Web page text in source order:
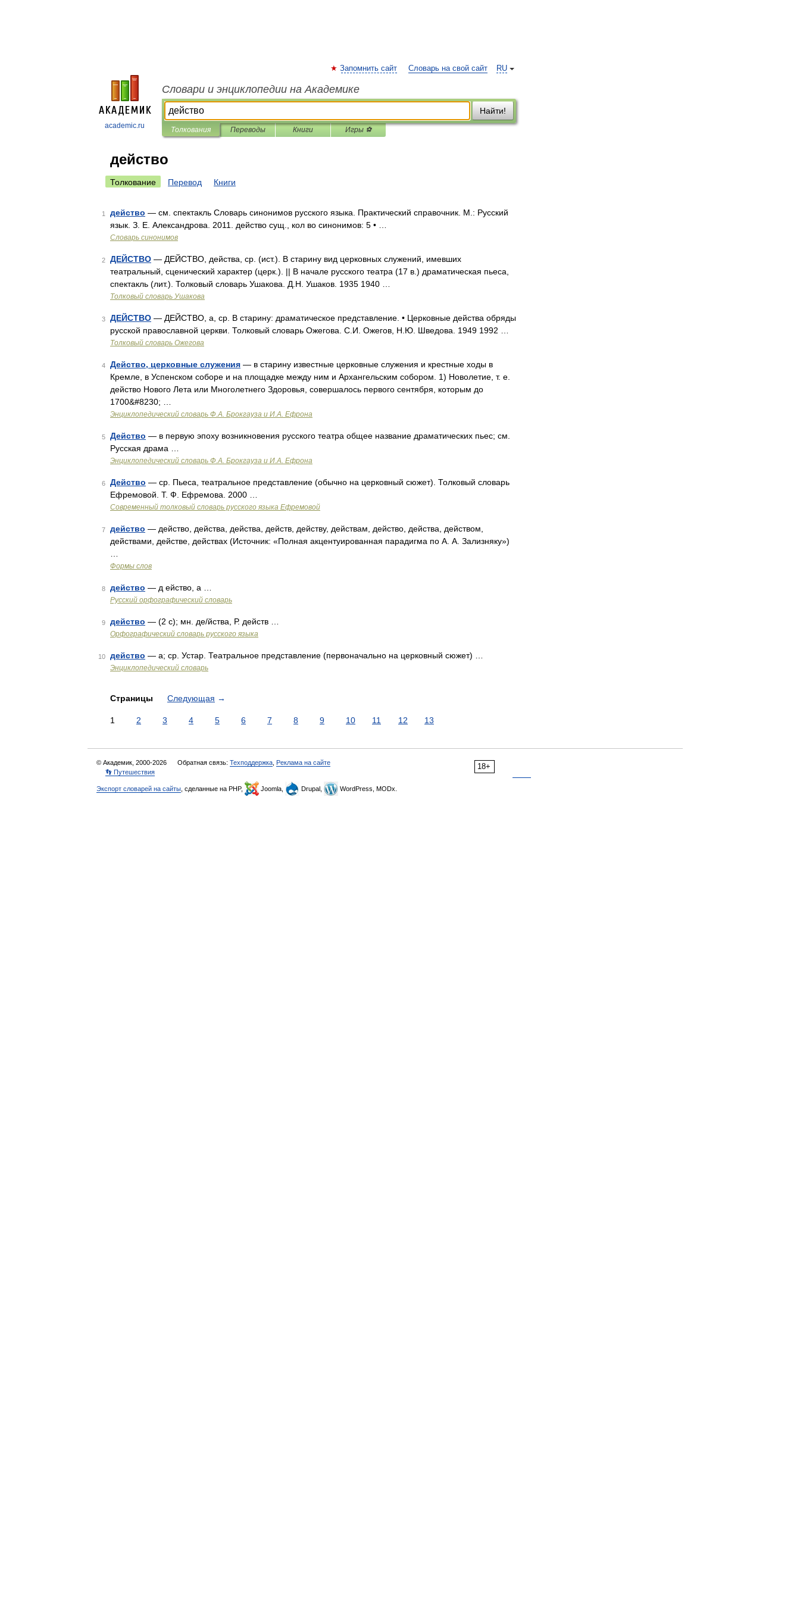
academic.ru
RU
Запомнить сайт Словарь на свой сайт
Словари и энциклопедии на Академике
Найти!
Толкования Переводы Книги Игры ⚽
действо
Толкование Перевод Книги
1 действо — см. спектакль Словарь синонимов русского языка. Практический справочник. М.: Русский
язык. З. Е. Александрова. 2011. действо сущ., кол во синонимов: 5 • …
Словарь синонимов
2 ДЕЙСТВО — ДЕЙСТВО, действа, ср. (ист.). В старину вид церковных служений, имевших
театральный, сценический характер (церк.). || В начале русского театра (17 в.) драматическая пьеса,
спектакль (лит.). Толковый словарь Ушакова. Д.Н. Ушаков. 1935 1940 …
Толковый словарь Ушакова
3 ДЕЙСТВО — ДЕЙСТВО, а, ср. В старину: драматическое представление. • Церковные действа обряды
русской православной церкви. Толковый словарь Ожегова. С.И. Ожегов, Н.Ю. Шведова. 1949 1992 …
Толковый словарь Ожегова
4 Действо, церковные служения — в старину известные церковные служения и крестные ходы в
Кремле, в Успенском соборе и на площадке между ним и Архангельским собором. 1) Новолетие, т. е.
действо Нового Лета или Многолетнего Здоровья, совершалось первого сентября, которым до
1700&#8230; …
Энциклопедический словарь Ф.А. Брокгауза и И.А. Ефрона
5 Действо — в первую эпоху возникновения русского театра общее название драматических пьес; см.
Русская драма …
Энциклопедический словарь Ф.А. Брокгауза и И.А. Ефрона
6 Действо — ср. Пьеса, театральное представление (обычно на церковный сюжет). Толковый словарь
Ефремовой. Т. Ф. Ефремова. 2000 …
Современный толковый словарь русского языка Ефремовой
7 действо — действо, действа, действа, действ, действу, действам, действо, действа, действом,
действами, действе, действах (Источник: «Полная акцентуированная парадигма по А. А. Зализняку»)
Формы слов
8 действо — д ейство, а …
Русский орфографический словарь
9 действо — (2 с); мн. де/йства, Р. действ …
Орфографический словарь русского языка
10 действо — а; ср. Устар. Театральное представление (первоначально на церковный сюжет) …
Энциклопедический словарь
Страницы Следующая →
1 2 3 4 5 6 7 8 9 10 11 12 13
18+
© Академик, 2000-2026 Обратная связь: Техподдержка Реклама на сайте
👣 Путешествия
Экспорт словарей на сайты , сделанные на PHP, Joomla, Drupal, WordPress, MODx.